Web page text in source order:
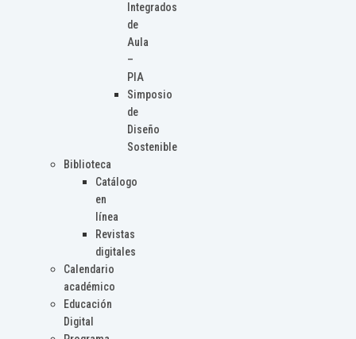
Integrados
de
Aula
–
PIA
Simposio
de
Diseño
Sostenible
Biblioteca
Catálogo
en
línea
Revistas
digitales
Calendario
académico
Educación
Digital